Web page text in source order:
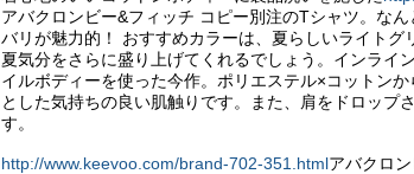
アバクロンビー&フィッチ コピー別注のTシャツ。な
バリが魅力的！ おすすめカラーは、夏らしいライトグ
夏気分をさらに盛り上げてくれるでしょう。インライ
イルボディーを使った今作。ポリエステル×コットン
とした気持ちの良い肌触りです。また、肩をドロップ
す。
http://www.keevoo.com/brand-702-351.htmlアバクロ